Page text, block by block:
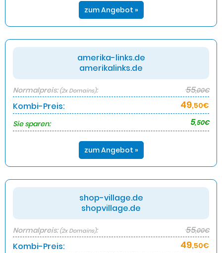
zum Angebot »
amerika-links.de
amerikalinks.de
Normalpreis:(2x Domains): 55,00€
Kombi-Preis: 49,50€
Sie sparen:
5,50€
zum Angebot »
shop-village.de
shopvillage.de
Normalpreis:(2x Domains): 55,00€
Kombi-Preis: 49,50€